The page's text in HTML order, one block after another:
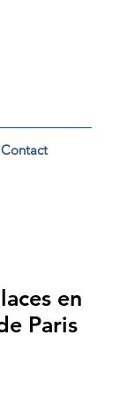
Contact
en
Paris